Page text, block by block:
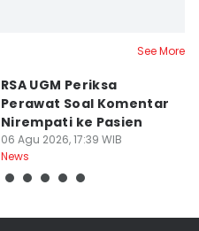
See More
RSA UGM Periksa
Perawat Soal Komentar
Nirempati ke Pasien
06 Agu 2026, 17:39 WIB
News